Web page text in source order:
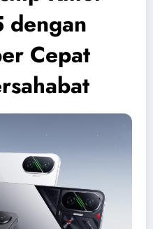
dengan
Cepat